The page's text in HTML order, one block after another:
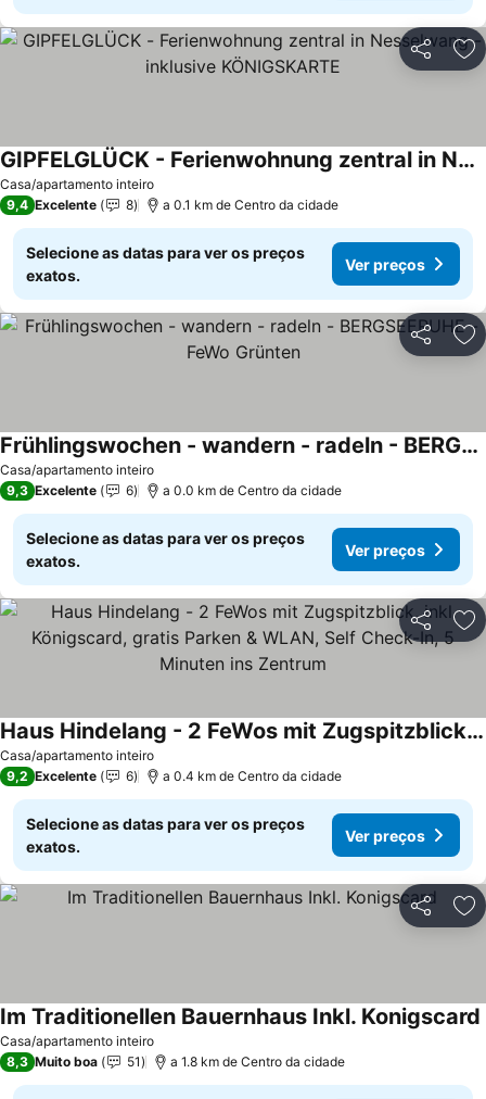
Partilhar
Casa/apartamento inteiro
GIPFELGLÜCK - Ferienwohnung zentral in Nesselwang - inklusive KÖNIGSKARTE
9,4 Excelente 8 a 0.1 km de Centro da cidade
Selecione as datas para ver os preços
exatos.
Ver preços
Partilhar
Casa/apartamento inteiro
Frühlingswochen - wandern - radeln - BERGSEERUHE - FeWo Grünten
9,3 Excelente 6 a 0.0 km de Centro da cidade
Selecione as datas para ver os preços
exatos.
Ver preços
Partilhar
Casa/apartamento inteiro
Haus Hindelang - 2 FeWos mit Zugspitzblick, inkl Königscard, gratis Parken & WLAN, Self Check-In, 5 Minuten ins Zentrum
9,2 Excelente 6 a 0.4 km de Centro da cidade
Selecione as datas para ver os preços
exatos.
Ver preços
Partilhar
Casa/apartamento inteiro
Im Traditionellen Bauernhaus Inkl. Konigscard
8,3 Muito boa 51 a 1.8 km de Centro da cidade